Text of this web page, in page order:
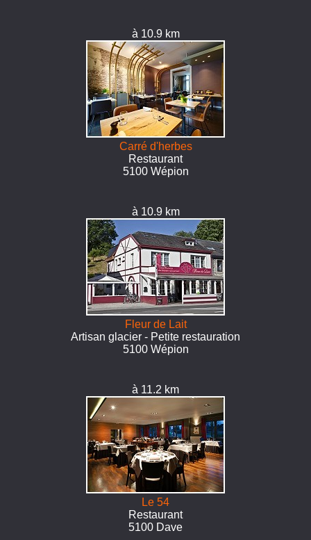
à 10.9 km
Carré d'herbes
Restaurant
5100 Wépion
à 10.9 km
Fleur de Lait
Artisan glacier - Petite restauration
5100 Wépion
à 11.2 km
Le 54
Restaurant
5100 Dave